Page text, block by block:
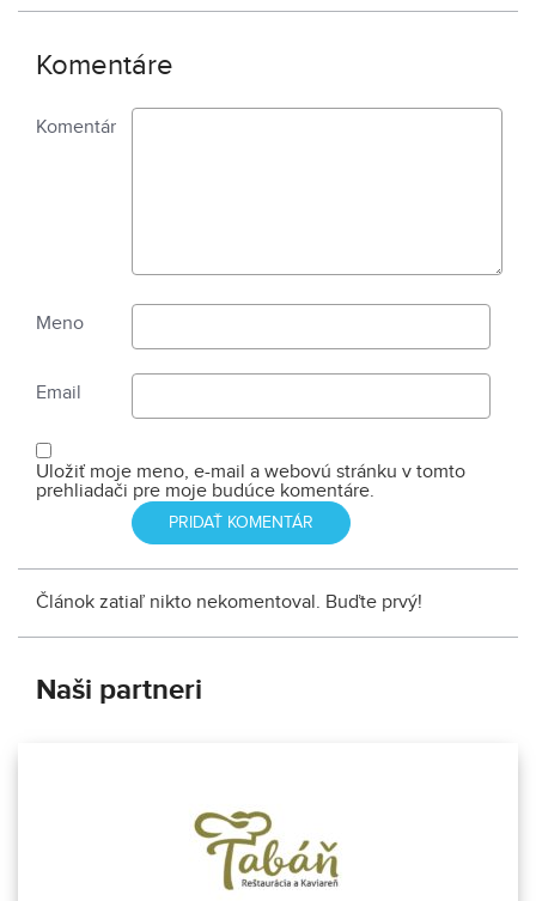
Komentáre
Komentár
Meno
Email
Uložiť moje meno, e-mail a webovú stránku v tomto
prehliadači pre moje budúce komentáre.
Článok zatiaľ nikto nekomentoval. Buďte prvý!
Naši partneri